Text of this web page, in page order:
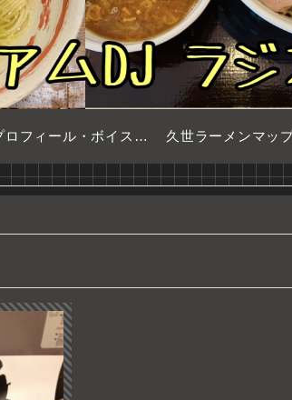
プロフィール・ボイスサンプル 久世ラーメンマッ